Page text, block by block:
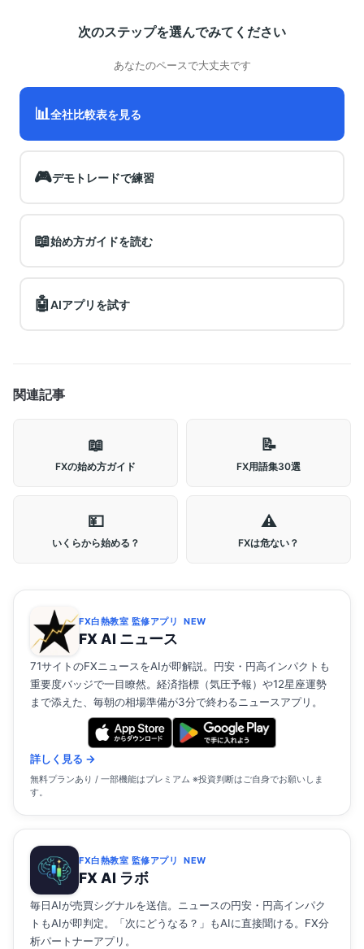
次のステップを選んでみてください
あなたのペースで大丈夫です
📊全社比較表を見る
🎮デモトレードで練習
📖始め方ガイドを読む
🤖AIアプリを試す
関連記事
📖
FXの始め方ガイド
📝
FX用語集30選
💴
いくらから始める？
⚠️
FXは危ない？
FX白熱教室 監修アプリ NEW
FX AI ニュース
71サイトのFXニュースをAIが即解説。円安・円高インパクトも
重要度バッジで一目瞭然。経済指標（気圧予報）や12星座運勢
まで添えた、毎朝の相場準備が3分で終わるニュースアプリ。
詳しく見る →
無料プランあり / 一部機能はプレミアム ※投資判断はご自身でお願いしま
す。
FX白熱教室 監修アプリ NEW
FX AI ラボ
毎日AIが売買シグナルを送信。ニュースの円安・円高インパク
トもAIが即判定。「次にどうなる？」もAIに直接聞ける。FX分
析パートナーアプリ。